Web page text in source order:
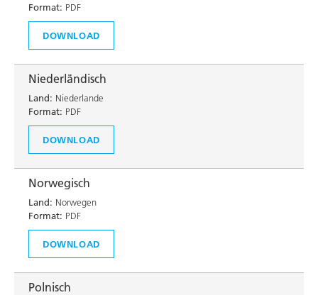
Format: PDF
DOWNLOAD
Niederländisch
Land: Niederlande
Format: PDF
DOWNLOAD
Norwegisch
Land: Norwegen
Format: PDF
DOWNLOAD
Polnisch